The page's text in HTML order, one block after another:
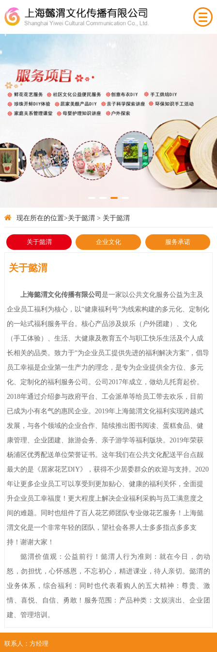
现在所在的位置>关于懿渭 > 关于懿渭
关于懿渭 企业文化 服务承诺
关于懿渭
上海懿渭文化传播有限公司是一家以公共文化服务公益为主及
企业员工福利为核心，以“健康福利号”为线索构建的多元化、定制化
的一站式福利服务平台。核心产品涉及娱乐（户外团建）、文化
（手工体验）、生活、大健康及教育五个与职工快乐生活及个人成
长相关的品类。致力于“为企业员工提供先进的福利解决方案”，倡导
员工幸福是企业第一生产力的理念，是专为企业提供全方位、多元
化、定制化的福利服务公司。公司2017年成立，做幼儿托育起价。
2018年通过介绍参与政府平台、工会派单等给员工带去欢乐，目前
已成为小有名气的惠民企业。2019年上海懿渭文化福利实现跨越式
发展，与各个领域的企业合作、陆续推出图书阅读、蛋糕食品、健
康管理、企业团建、旅游会务、亲子游学等福利版块。2019年荣获
杨浦区优秀配送单位荣誉证书。这年我们在公共文化配送平台点靓
最大的是《居家花艺DIY》，获得不少居委群众的欢迎与支持。2020
年让更多企业员工可以享受到更加贴心、健康的福利关怀，全面提
升企业员工幸福度！更大程度上解决企业福利采购与员工满意度之
间的难题。同时也组件了百人花艺师团队专业做花艺服务！上海懿
渭文化是一个非常年轻的团队，望社会各界人士多多指点多多支
持！谢谢大家！
懿渭价值观：公益前行！懿渭人行为准则：就在今日，勿动
怒，勿担忧，心怀感恩，不忘初心，精进课业，待人亲切。懿渭的
业务体系，综合福利：同时也代表看购人的五大精神：尊贵、激
情、喜悦、自信、勇敢！服务范围：产品种类：文娱演出、企业团
建、管理培训。
联系人：方经理